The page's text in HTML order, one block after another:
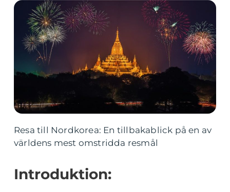
Resa till Nordkorea: En tillbakablick på en av
världens mest omstridda resmål
Introduktion: